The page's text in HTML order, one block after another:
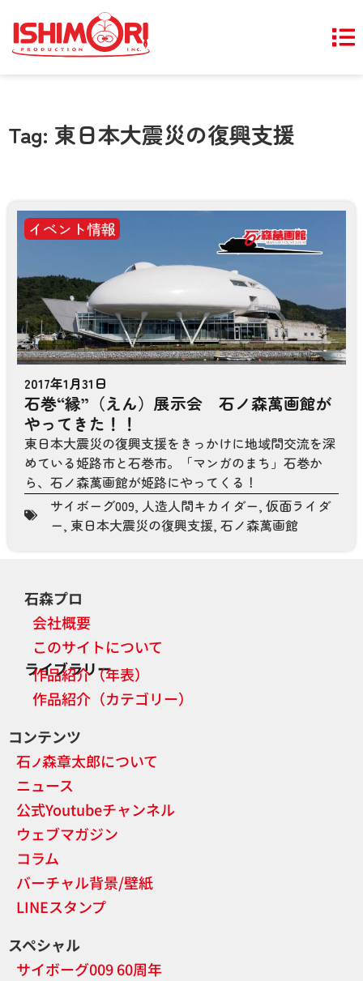
Tag: 東日本大震災の復興支援
イベント情報
2017年1月31日
石巻“縁”（えん）展示会 石ノ森萬画館が
やってきた！！
東日本大震災の復興支援をきっかけに地域間交流を深
めている姫路市と石巻市。「マンガのまち」石巻か
ら、石ノ森萬画館が姫路にやってくる！
サイボーグ009, 人造人間キカイダー, 仮面ライダ
ー, 東日本大震災の復興支援, 石ノ森萬画館
石森プロ
会社概要
このサイトについて
ライブラリー
作品紹介（年表）
作品紹介（カテゴリー）
コンテンツ
石ノ森章太郎について
ニュース
公式Youtubeチャンネル
ウェブマガジン
コラム
バーチャル背景/壁紙
LINEスタンプ
スペシャル
サイボーグ009 60周年